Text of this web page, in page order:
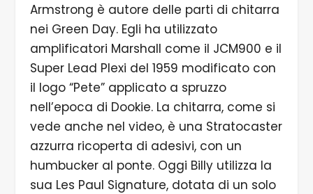
Armstrong è autore delle parti di chitarra
nei Green Day. Egli ha utilizzato
amplificatori Marshall come il JCM900 e il
Super Lead Plexi del 1959 modificato con
il logo “Pete” applicato a spruzzo
nell’epoca di Dookie. La chitarra, come si
vede anche nel video, è una Stratocaster
azzurra ricoperta di adesivi, con un
humbucker al ponte. Oggi Billy utilizza la
sua Les Paul Signature, dotata di un solo